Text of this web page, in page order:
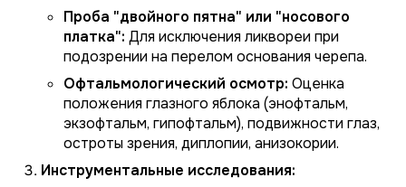
Проба "двойного пятна" или "носового
платка": Для исключения ликвореи при
подозрении на перелом основания черепа.
Офтальмологический осмотр: Оценка
положения глазного яблока (энофтальм,
экзофтальм, гипофтальм), подвижности глаз,
остроты зрения, диплопии, анизокории.
Инструментальные исследования: